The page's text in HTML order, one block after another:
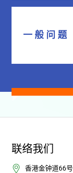
一 般 问 题
联络我们
香港金钟道66号